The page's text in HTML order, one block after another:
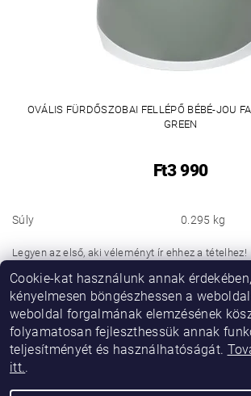
OVÁLIS FÜRDŐSZOBAI FELLÉPŐ BÉBÉ-JOU
GREEN
Ft3 990
Súly 0.295 kg
Legyen az első, aki véleményt ír ehhez a tételhez!
Hozzászólás hozzáadása
Cookie-kat használunk annak
kényelmesen böngészhessen a
weboldal forgalmának elemzésének
folyamatosan fejleszthessük annak
teljesítményét és használhatóságát.
itt..